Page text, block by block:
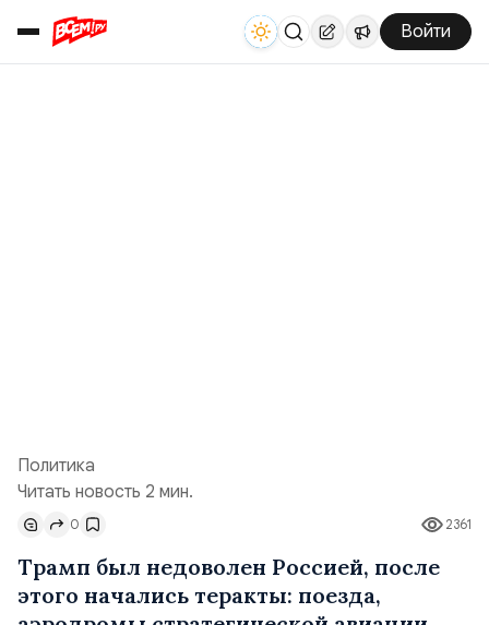
Войти
Политика
Читать новость 2 мин.
2361
0
Трамп был недоволен Россией, после
этого начались теракты: поезда,